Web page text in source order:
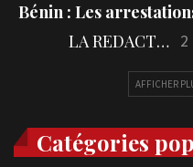
Bénin : Les
LA REDACTION 2
AFFICHER
Catégories